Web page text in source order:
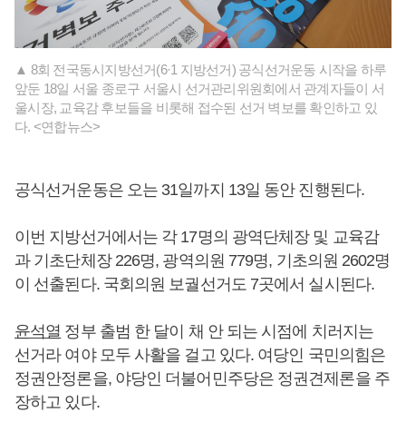
▲ 8회 전국동시지방선거(6·1 지방선거) 공식선거운동 시작을 하루
앞둔 18일 서울 종로구 서울시 선거관리위원회에서 관계자들이 서
울시장, 교육감 후보들을 비롯해 접수된 선거 벽보를 확인하고 있
다. <연합뉴스>
공식선거운동은 오는 31일까지 13일 동안 진행된다.
이번 지방선거에서는 각 17명의 광역단체장 및 교육감
과 기초단체장 226명, 광역의원 779명, 기초의원 2602명
이 선출된다. 국회의원 보궐선거도 7곳에서 실시된다.
윤석열 정부 출범 한 달이 채 안 되는 시점에 치러지는
선거라 여야 모두 사활을 걸고 있다. 여당인 국민의힘은
정권안정론을, 야당인 더불어민주당은 정권견제론을 주
장하고 있다.